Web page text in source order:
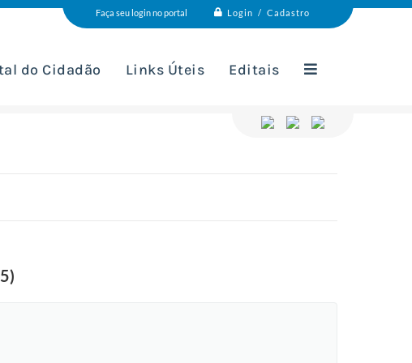
Faça seu login no portal Login / Cadastro
do Cidadão Links Úteis Editais